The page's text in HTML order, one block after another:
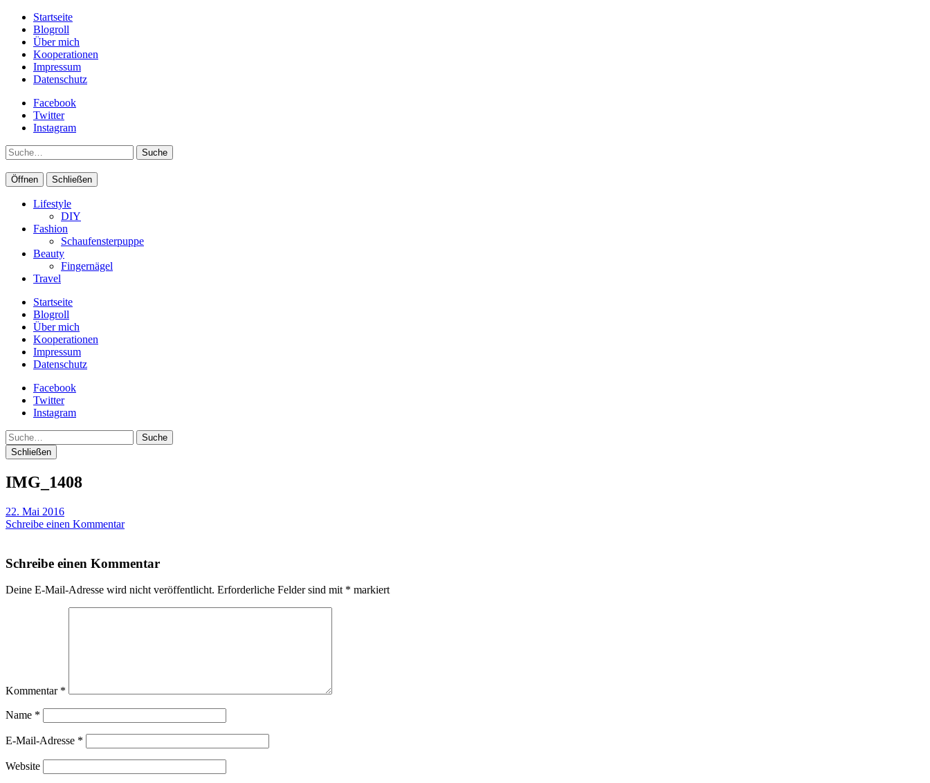
Startseite
Blogroll
Über mich
Kooperationen
Impressum
Datenschutz
Facebook
Twitter
Instagram
Suche
Öffnen Schließen
Lifestyle
DIY
Fashion
Schaufensterpuppe
Beauty
Fingernägel
Travel
Startseite
Blogroll
Über mich
Kooperationen
Impressum
Datenschutz
Facebook
Twitter
Instagram
Suche
Schließen
IMG_1408
22. Mai 2016
Schreibe einen Kommentar
Schreibe einen Kommentar
Deine E-Mail-Adresse wird nicht veröffentlicht. Erforderliche Felder sind mit * markiert
Kommentar *
Name *
E-Mail-Adresse *
Website